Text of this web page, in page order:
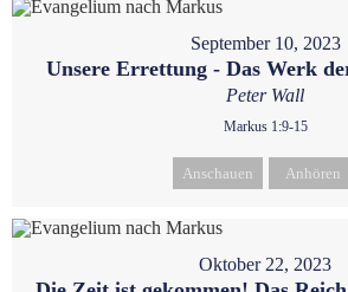
September 10, 2023
Unsere Errettung - Das Werk
Peter Wall
Markus 1:9-15
Anschauen Anhören
Oktober 22, 2023